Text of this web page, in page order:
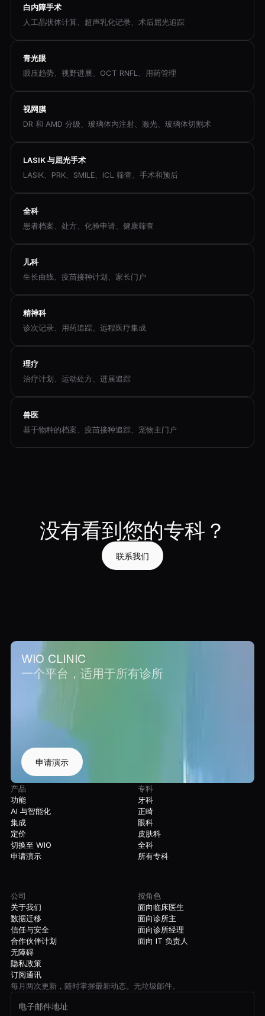
白内障手术
人工晶状体计算、超声乳化记录、术后屈光追踪
青光眼
眼压趋势、视野进展、OCT RNFL、用药管理
视网膜
DR 和 AMD 分级、玻璃体内注射、激光、玻璃体切割术
LASIK 与屈光手术
LASIK、PRK、SMILE、ICL 筛查、手术和预后
全科
患者档案、处方、化验申请、健康筛查
儿科
生长曲线、疫苗接种计划、家长门户
精神科
诊次记录、用药追踪、远程医疗集成
理疗
治疗计划、运动处方、进展追踪
兽医
基于物种的档案、疫苗接种追踪、宠物主门户
没有看到您的专科？
联系我们
WIO CLINIC
一个平台，适用于所有诊所
申请演示
产品
功能
AI 与智能化
集成
定价
切换至 WIO
申请演示
专科
牙科
正畸
眼科
皮肤科
全科
所有专科
公司
关于我们
数据迁移
信任与安全
合作伙伴计划
无障碍
隐私政策
按角色
面向临床医生
面向诊所主
面向诊所经理
面向 IT 负责人
订阅通讯
每月两次更新，随时掌握最新动态。无垃圾邮件。